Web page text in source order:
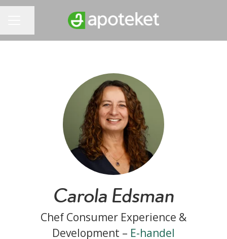
Carola Edsman
Chef Consumer Experience &
Development – E-handel